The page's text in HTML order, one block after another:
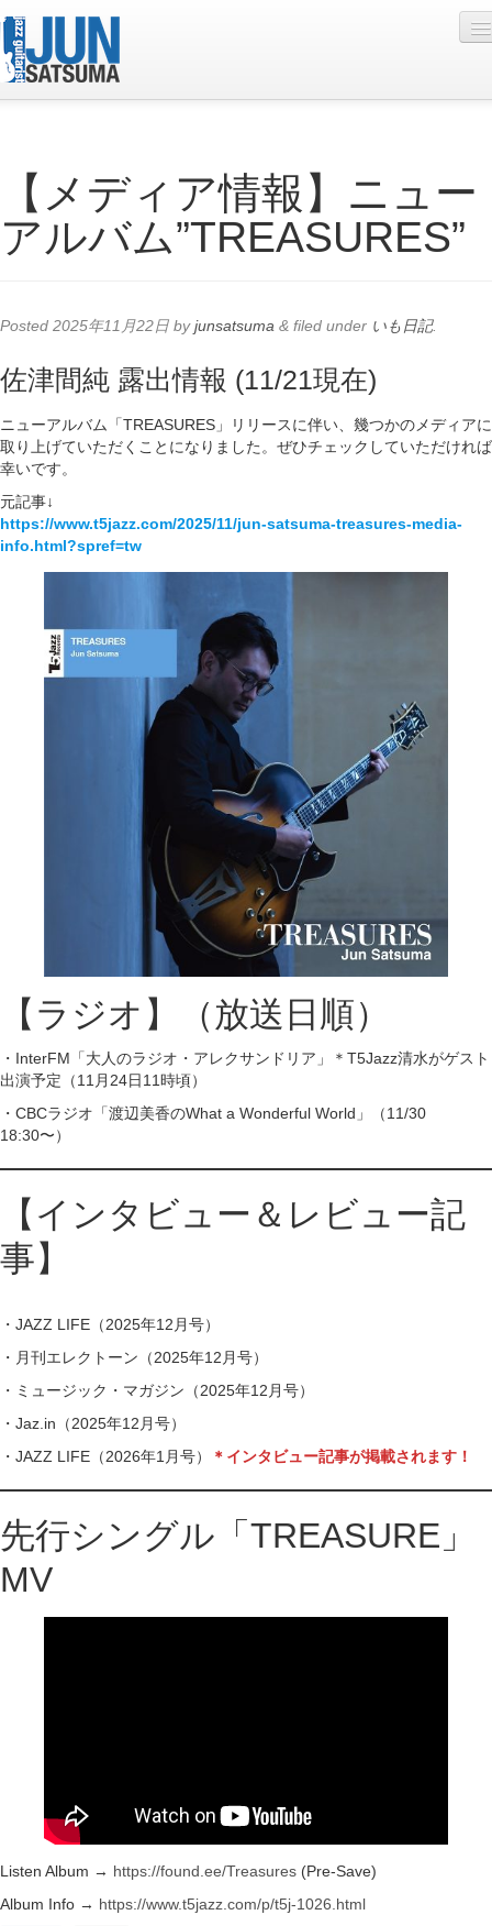
Live Schedule
Discography
Online Lesson
【メディア情報】ニュー
アルバム”TREASURES”
Posted 2025年11月22日 byjunsatsuma & filed under いも日記.
佐津間純 露出情報 (11/21現在)
ニューアルバム「TREASURES」リリースに伴い、幾つかのメディアに
取り上げていただくことになりました。ぜひチェックしていただければ
幸いです。
元記事↓
https://www.t5jazz.com/2025/11/jun-satsuma-treasures-media-
info.html?spref=tw
【ラジオ】（放送日順）
・InterFM「大人のラジオ・アレクサンドリア」＊T5Jazz清水がゲスト
出演予定（11月24日11時頃）
・CBCラジオ「渡辺美香のWhat a Wonderful World」（11/30
18:30〜）
【インタビュー＆レビュー記
事】
・JAZZ LIFE（2025年12月号）
・月刊エレクトーン（2025年12月号）
・ミュージック・マガジン（2025年12月号）
・Jaz.in（2025年12月号）
・JAZZ LIFE（2026年1月号）
＊インタビュー記事が掲載されます！
先行シングル「TREASURE」
MV
Listen Album → https://found.ee/Treasures (Pre-Save)
Album Info → https://www.t5jazz.com/p/t5j-1026.html